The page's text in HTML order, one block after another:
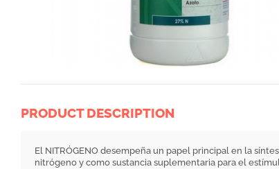
PRODUCT DESCRIPTION
El NITRÓGENO desempeña un papel principal en la
nitrógeno y como sustancia suplementaria para el